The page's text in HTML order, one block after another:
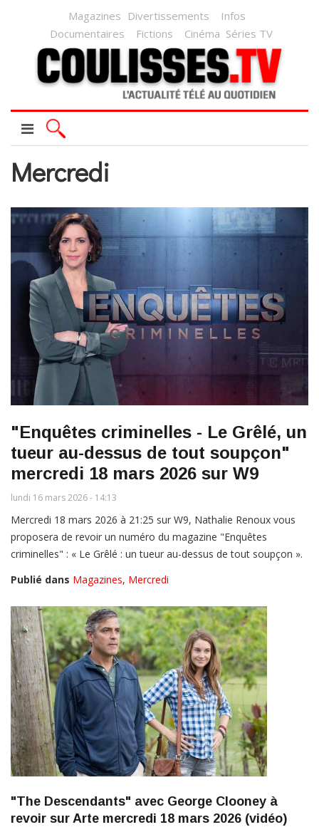
Magazines Divertissements
Infos
Documentaires
Fictions Cinéma Séries TV
Mercredi
"Enquêtes criminelles - Le Grêlé, un
tueur au-dessus de tout soupçon"
mercredi 18 mars 2026 sur W9
lundi 16 mars 2026 - 14:13
Mercredi 18 mars 2026 à 21:25 sur W9, Nathalie Renoux vous
proposera de revoir un numéro du magazine "Enquêtes
criminelles" : « Le Grêlé : un tueur au-dessus de tout soupçon ».
Publié dans Magazines, Mercredi
"The Descendants" avec George Clooney à
revoir sur Arte mercredi 18 mars 2026 (vidéo)